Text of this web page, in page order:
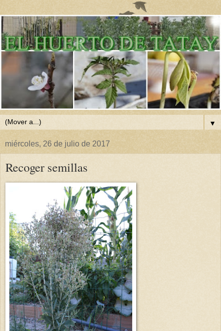
▼
miércoles, 26 de julio de 2017
Recoger semillas